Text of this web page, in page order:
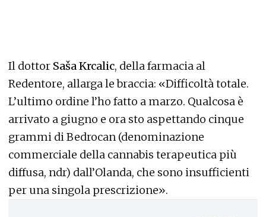
Il dottor Saša Krcalic, della farmacia al
Redentore, allarga le braccia: «Difficoltà totale.
L’ultimo ordine l’ho fatto a marzo. Qualcosa è
arrivato a giugno e ora sto aspettando cinque
grammi di Bedrocan (denominazione
commerciale della cannabis terapeutica più
diffusa, ndr) dall’Olanda, che sono insufficienti
per una singola prescrizione».